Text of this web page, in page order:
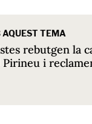
TEMA
rebutgen la
i